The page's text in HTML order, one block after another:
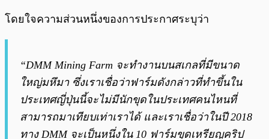
โดยใจความส่วนหนึ่งของการประกาศระบุว่า
“DMM Mining Farm จะทำงานบนสเกลที่มีขนาด
ใหญ่มหึมา ซึ่งเราเชื่อว่าฟาร์มดังกล่าวที่ทำขึ้นใน
ประเทศญี่ปุ่นนี้จะไม่มีนักขุดในประเทศคนไหนที่
สามารถมาเทียบเท่าเราได้ และเราเชื่อว่าในปี 2018
ทาง DMM จะเป็นหนึ่งใน 10 ฟาร์มขุดเหรียญคริป